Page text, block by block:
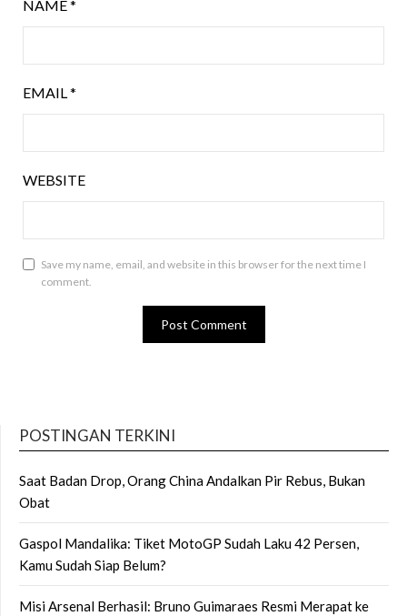
NAME*
EMAIL*
WEBSITE
Save my name, email, and website in this browser for the next time I
comment.
POSTINGAN TERKINI
Saat Badan Drop, Orang China Andalkan Pir Rebus, Bukan
Obat
Gaspol Mandalika: Tiket MotoGP Sudah Laku 42 Persen,
Kamu Sudah Siap Belum?
Misi Arsenal Berhasil: Bruno Guimaraes Resmi Merapat ke